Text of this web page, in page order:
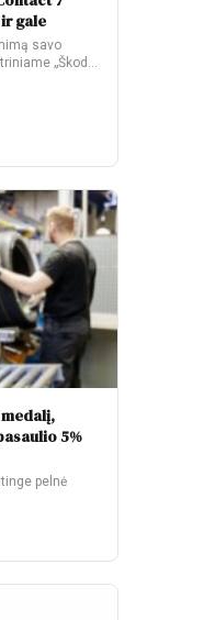
gale
savo
„Škoda
5%
pelnė